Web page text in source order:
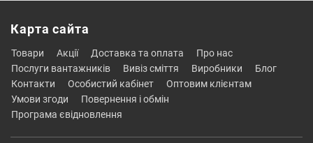
Карта сайта
товари акції доставка та оплата
про нас
послуги вантажників
вивіз сміття виробники
блог
контакти
особистий кабінет
оптовим клієнтам
умови згоди
повернення і обмін
програма євідновлення